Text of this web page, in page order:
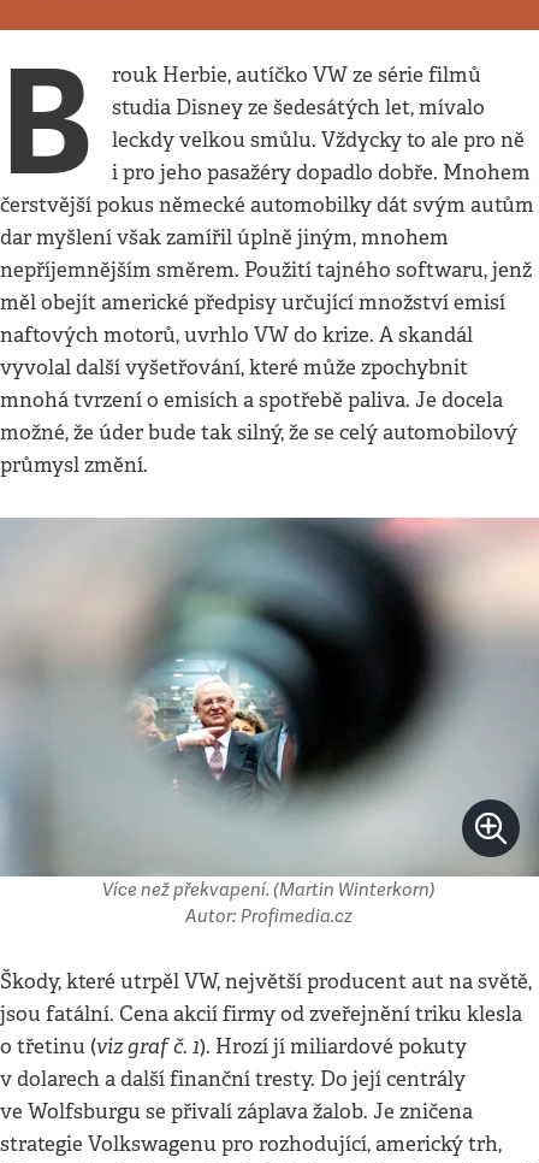
B
rouk Herbie, autíčko VW ze série filmů
studia Disney ze šedesátých let, mívalo
leckdy velkou smůlu. Vždycky to ale pro ně
i pro jeho pasažéry dopadlo dobře. Mnohem
čerstvější pokus německé automobilky dát svým autům
dar myšlení však zamířil úplně jiným, mnohem
nepříjemnějším směrem. Použití tajného softwaru, jenž
měl obejít americké předpisy určující množství emisí
naftových motorů, uvrhlo VW do krize. A skandál
vyvolal další vyšetřování, které může zpochybnit
mnohá tvrzení o emisích a spotřebě paliva. Je docela
možné, že úder bude tak silný, že se celý automobilový
průmysl změní.
Více než překvapení. (Martin Winterkorn)
Autor: Profimedia.cz
Škody, které utrpěl VW, největší producent aut na světě,
jsou fatální. Cena akcií firmy od zveřejnění triku klesla
o třetinu (viz graf č. 1). Hrozí jí miliardové pokuty
v dolarech a další finanční tresty. Do její centrály
ve Wolfsburgu se přivalí záplava žalob. Je zničena
strategie Volkswagenu pro rozhodující, americký trh,